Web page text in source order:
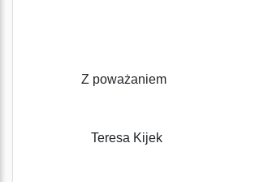
Z poważaniem
Teresa Kijek